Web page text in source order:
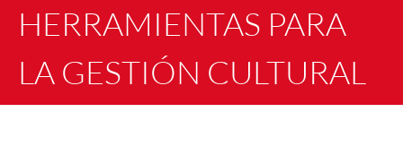
HERRAMIENTAS PARA
LA GESTIÓN CULTURAL